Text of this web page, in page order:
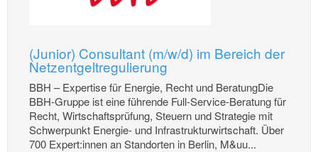
(Junior) Consultant (m/w/d) im Bereich der
Netzentgeltregulierung
BBH – Expertise für Energie, Recht und BeratungDie
BBH-Gruppe ist eine führende Full-Service-Beratung für
Recht, Wirtschaftsprüfung, Steuern und Strategie mit
Schwerpunkt Energie- und Infrastrukturwirtschaft. Über
700 Expert:innen an Standorten in Berlin, M&uu...